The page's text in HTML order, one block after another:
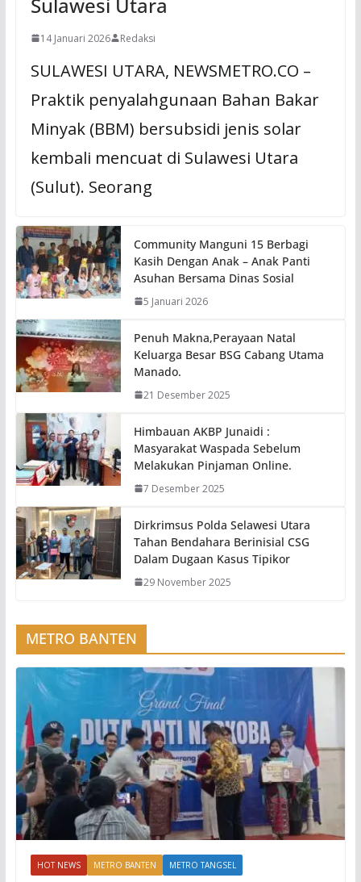
14 Januari 2026 Redaksi
SULAWESI UTARA, NEWSMETRO.CO –
Praktik penyalahgunaan Bahan Bakar
Minyak (BBM) bersubsidi jenis solar
kembali mencuat di Sulawesi Utara
(Sulut). Seorang
Community Manguni 15 Berbagi
Kasih Dengan Anak – Anak Panti
Asuhan Bersama Dinas Sosial
5 Januari 2026
Penuh Makna,Perayaan Natal
Keluarga Besar BSG Cabang Utama
Manado.
21 Desember 2025
Himbauan AKBP Junaidi :
Masyarakat Waspada Sebelum
Melakukan Pinjaman Online.
7 Desember 2025
Dirkrimsus Polda Selawesi Utara
Tahan Bendahara Berinisial CSG
Dalam Dugaan Kasus Tipikor
29 November 2025
METRO BANTEN
HOT NEWS METRO BANTEN METRO TANGSEL